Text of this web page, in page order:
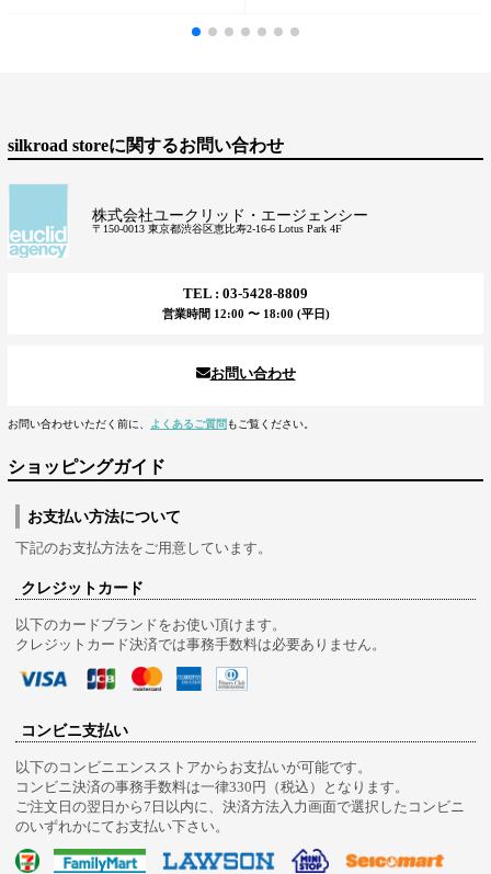
silkroad storeに関するお問い合わせ
株式会社ユークリッド・エージェンシー
〒150-0013 東京都渋谷区恵比寿2-16-6 Lotus Park 4F
TEL : 03-5428-8809
営業時間 12:00 〜 18:00 (平日)
お問い合わせ
お問い合わせいただく前に、 よくあるご質問 もご覧ください。
ショッピングガイド
お支払い方法について
下記のお支払方法をご用意しています。
クレジットカード
以下のカードブランドをお使い頂けます。
クレジットカード決済では事務手数料は必要ありません。
コンビニ支払い
以下のコンビニエンスストアからお支払いが可能です。
コンビニ決済の事務手数料は一律330円（税込）となります。
ご注文日の翌日から7日以内に、決済方法入力画面で選択したコンビニ
のいずれかにてお支払い下さい。